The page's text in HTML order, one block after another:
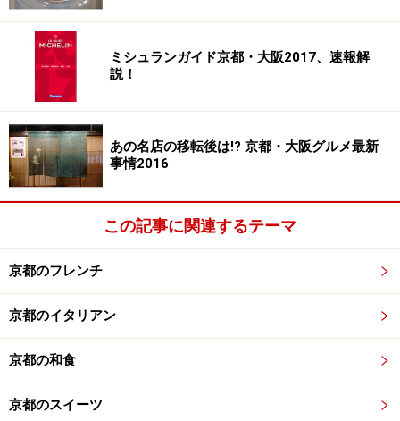
ミシュランガイド京都・大阪2017、速報解
説！
あの名店の移転後は!? 京都・大阪グルメ最新
事情2016
この記事に関連するテーマ
京都のフレンチ
京都のイタリアン
京都の和食
京都のスイーツ